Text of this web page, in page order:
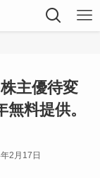
主優待変
料提供。
2月17日